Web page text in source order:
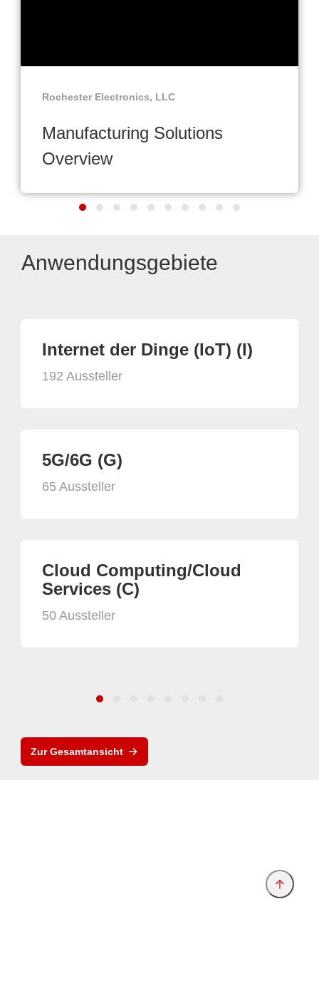
Rochester Electronics, LLC
Manufacturing Solutions
Overview
Anwendungsgebiete
Internet der Dinge (IoT) (I)
192 Aussteller
5G/6G (G)
65 Aussteller
Cloud Computing/Cloud
Services (C)
50 Aussteller
Zur Gesamtansicht